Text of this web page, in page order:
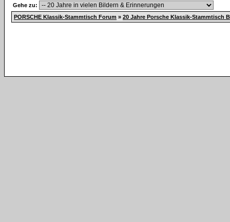
Gehe zu:
PORSCHE Klassik-Stammtisch Forum » 20 Jahre Porsche Klassik-Stammtisch